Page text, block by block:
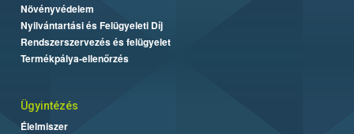
Növényvédelem
Nyilvántartási és Felügyeleti Díj
Rendszerszervezés és felügyelet
Termékpálya-ellenőrzés
Ügyintézés
Élelmiszer